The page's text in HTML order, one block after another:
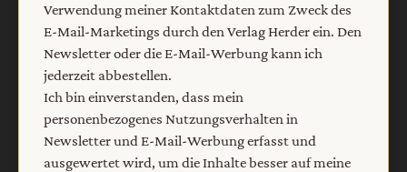
Verwendung meiner Kontaktdaten zum Zweck des
E-Mail-Marketings durch den Verlag Herder ein. Den
Newsletter oder die E-Mail-Werbung kann ich
jederzeit abbestellen.
Ich bin einverstanden, dass mein
personenbezogenes Nutzungsverhalten in
Newsletter und E-Mail-Werbung erfasst und
ausgewertet wird, um die Inhalte besser auf meine